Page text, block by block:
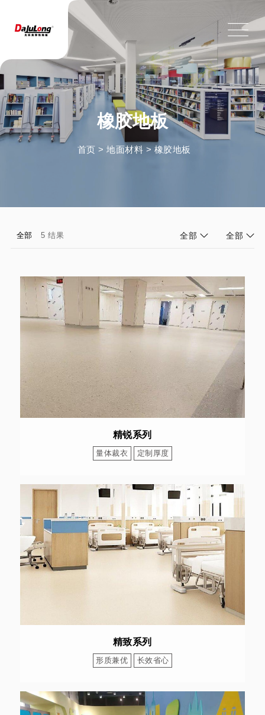
橡胶地板
首页 > 地面材料 > 橡胶地板
全部 5 结果 全部 全部
精锐系列
量体裁衣 定制厚度
精致系列
形质兼优 长效省心